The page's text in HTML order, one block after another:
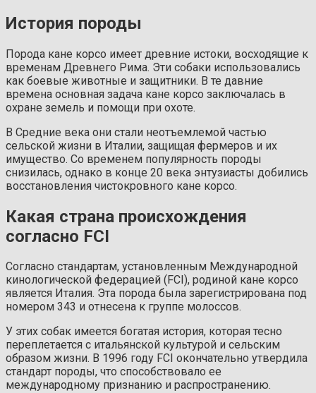
История породы
Порода кане корсо имеет древние истоки, восходящие к
временам Древнего Рима. Эти собаки использовались
как боевые животные и защитники. В те давние
времена основная задача кане корсо заключалась в
охране земель и помощи при охоте.
В Средние века они стали неотъемлемой частью
сельской жизни в Италии, защищая фермеров и их
имущество. Со временем популярность породы
снизилась, однако в конце 20 века энтузиасты добились
восстановления чистокровного кане корсо.
Какая страна происхождения
согласно FCI
Согласно стандартам, установленным Международной
кинологической федерацией (FCI), родиной кане корсо
является Италия. Эта порода была зарегистрирована под
номером 343 и отнесена к группе молоссов.
У этих собак имеется богатая история, которая тесно
переплетается с итальянской культурой и сельским
образом жизни. В 1996 году FCI окончательно утвердила
стандарт породы, что способствовало ее
международному признанию и распространению.